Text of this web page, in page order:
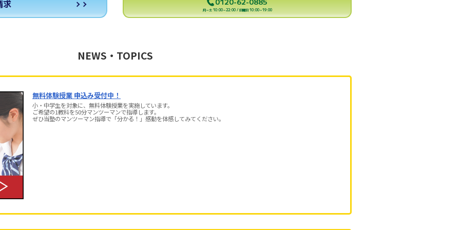
求 月～土 10:00～22:00 / 日曜日 10:00～19:00
NEWS・TOPICS
無料体験授業 申込み受付中！
小・中学生を対象に、無料体験授業を実施しています。
ご希望の1教科を50分マンツーマンで指導します。
ぜひ当塾のマンツーマン指導で「分かる！」感動を体感してみてください。